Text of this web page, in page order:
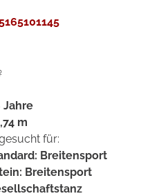
Jahre
m
für:
Breitensport
Breitensport